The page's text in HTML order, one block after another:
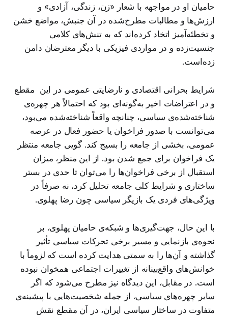
حامیان او در مواجهه با شعار «زن، زندگی، آزادی» و
ارزش‌ها و مطالبات مطرح‌شده در آن جنبش، مواضع خشن
و تخطئه‌آمیز اتخاد کرده‌اند که به تنش‌های کلامی
جنسیت‌زده و در مواردی فیزیکی با دیگر معترضان دامن
زده‌است.
شرایط بحرانی اقتصادی و نارضایتی عمومی در این مقطع
و در اعتراضات اخیر به‌گونه‌ای بود که احتمالاً هر چهره‌ی
شناخته‌شده‌ی سیاسی، چنانچه واقعاً شناخته‌شده می‌بود،
می‌توانست با صدور فراخوان یا حضور فعال در عرصه
عمومی، بخشی از جامعه را بسیج کند. گویی جامعه منتظر
یک فراخوان برای جمع شدن بود. از این منظر، میزان
استقبال از برخی فراخوان‌ها را می‌توان تا حدی در بستر
ساختاری و شرایط کلی جامعه تحلیل کرد، نه صرفاً در
ویژگی‌های فردی یک بازیگر سیاسی چون رضا پهلوی.
با این حال، جهت‌گیری‌ها و شبکه‌ی حامیان پهلوی، بر
نحوه‌ی بازنمایی و مسیر برخی تحرکات سیاسی تأثیر
گذاشته و آن‌ها را به سمتی هدایت کرده است که لزوماً با
خوانش‌های واقع‌بینانه از تغییرات اجتماعی همخوان نبوده
است. در مقابل، این دیدگاه نیز مطرح می‌شود که اگر
سایر چهره‌های سیاسی، از جمله شخصیت‌هایی با پیشینه‌ی
متفاوت در ساختار سیاسی ایران، در آن مقطع نقش